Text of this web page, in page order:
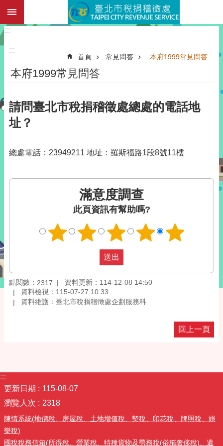
跳到主要內容區塊
:::
:::
首頁 常見問答 本府1999常見問答
本府1999常見問答
請問臺北市稅捐稽徵處總處的電話地
址？
總處電話：23949211 地址：羅斯福路1段8號11樓
滿意度調查
此頁資訊有幫助嗎?
點閱數： 2317
資料更新：114-12-08 14:50
資料檢視：115-07-27 10:33
資料維護：臺北市稅捐稽徵處企劃服務科
回上一頁
:::
更新日期
115-08-07
瀏覽人次
2318
陳情系統(地價稅、房屋稅、土地增值稅、契稅、印花稅、牌照稅、娛
樂稅)
國稅稅務信箱(所得稅、營業稅、特種貨物及勞務稅(俗稱奢侈稅)、遺